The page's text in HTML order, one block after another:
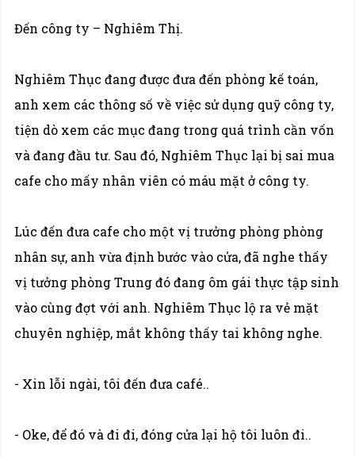
Đến công ty – Nghiêm Thị.
Nghiêm Thục đang được đưa đến phòng kế toán,
anh xem các thông số về việc sử dụng quỹ công ty,
tiện dò xem các mục đang trong quá trình cần vốn
và đang đầu tư. Sau đó, Nghiêm Thục lại bị sai mua
cafe cho mấy nhân viên có máu mặt ở công ty.
Lúc đến đưa cafe cho một vị trưởng phòng phòng
nhân sự, anh vừa định bước vào cửa, đã nghe thấy
vị tưởng phòng Trung đó đang ôm gái thực tập sinh
vào cùng đợt với anh. Nghiêm Thục lộ ra vẻ mặt
chuyên nghiệp, mắt không thấy tai không nghe.
- Xin lỗi ngài, tôi đến đưa café..
- Oke, để đó và đi đi, đóng cửa lại hộ tôi luôn đi..